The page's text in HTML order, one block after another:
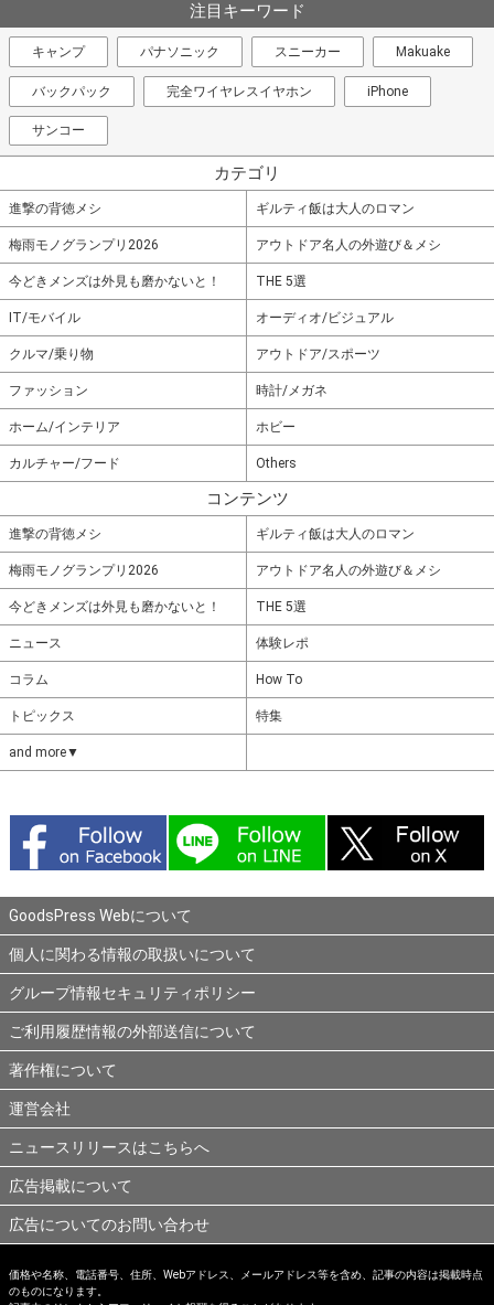
注目キーワード
キャンプ パナソニック スニーカー Makuake
バックパック 完全ワイヤレスイヤホン iPhone
サンコー
カテゴリ
進撃の背徳メシ ギルティ飯は大人のロマン
梅雨モノグランプリ2026 アウトドア名人の外遊び＆メシ
今どきメンズは外見も磨かないと！ THE 5選
IT/モバイル オーディオ/ビジュアル
クルマ/乗り物 アウトドア/スポーツ
ファッション 時計/メガネ
ホーム/インテリア ホビー
カルチャー/フード Others
コンテンツ
進撃の背徳メシ ギルティ飯は大人のロマン
梅雨モノグランプリ2026 アウトドア名人の外遊び＆メシ
今どきメンズは外見も磨かないと！ THE 5選
ニュース 体験レポ
コラム How To
トピックス 特集
and more▼
GoodsPress Webについて
個人に関わる情報の取扱いについて
グループ情報セキュリティポリシー
ご利用履歴情報の外部送信について
著作権について
運営会社
ニュースリリースはこちらへ
広告掲載について
広告についてのお問い合わせ
価格や名称、電話番号、住所、Webアドレス、メールアドレス等を含め、記事の内容は掲載時点
のものになります。